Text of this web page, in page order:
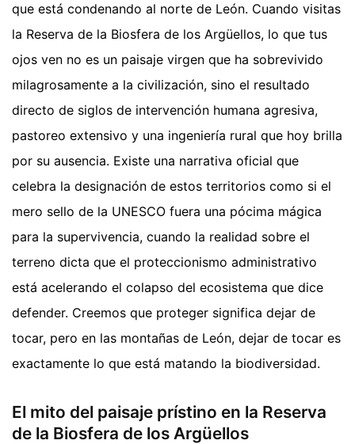
que está condenando al norte de León. Cuando visitas
la Reserva de la Biosfera de los Argüellos, lo que tus
ojos ven no es un paisaje virgen que ha sobrevivido
milagrosamente a la civilización, sino el resultado
directo de siglos de intervención humana agresiva,
pastoreo extensivo y una ingeniería rural que hoy brilla
por su ausencia. Existe una narrativa oficial que
celebra la designación de estos territorios como si el
mero sello de la UNESCO fuera una pócima mágica
para la supervivencia, cuando la realidad sobre el
terreno dicta que el proteccionismo administrativo
está acelerando el colapso del ecosistema que dice
defender. Creemos que proteger significa dejar de
tocar, pero en las montañas de León, dejar de tocar es
exactamente lo que está matando la biodiversidad.
El mito del paisaje prístino en la Reserva
de la Biosfera de los Argüellos